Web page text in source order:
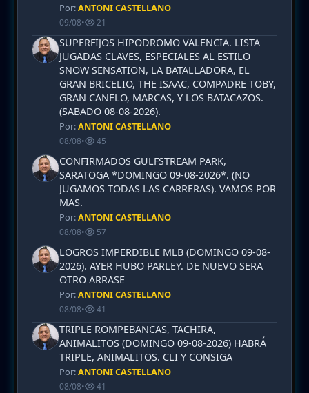
Por:ANTONI CASTELLANO
09/08• 21
SUPERFIJOS HIPODROMO VALENCIA. LISTA
JUGADAS CLAVES, ESPECIALES AL ESTILO
SNOW SENSATION, LA BATALLADORA, EL
GRAN BRICELIO, THE ISAAC, COMPADRE TOBY,
GRAN CANELO, MARCAS, Y LOS BATACAZOS.
(SABADO 08-08-2026).
Por:ANTONI CASTELLANO
08/08• 45
CONFIRMADOS GULFSTREAM PARK,
SARATOGA *DOMINGO 09-08-2026*. (NO
JUGAMOS TODAS LAS CARRERAS). VAMOS POR
MAS.
Por:ANTONI CASTELLANO
08/08• 57
LOGROS IMPERDIBLE MLB (DOMINGO 09-08-
2026). AYER HUBO PARLEY. DE NUEVO SERA
OTRO ARRASE
Por:ANTONI CASTELLANO
08/08• 41
TRIPLE ROMPEBANCAS, TACHIRA,
ANIMALITOS (DOMINGO 09-08-2026) HABRÁ
TRIPLE, ANIMALITOS. CLI Y CONSIGA
Por:ANTONI CASTELLANO
08/08• 41